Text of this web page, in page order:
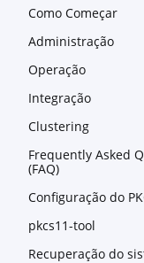
Como Começar
Administração
Operação
Integração
Clustering
Frequently Asked
(FAQ)
Configuração do
pkcs11-tool
Recuperação do